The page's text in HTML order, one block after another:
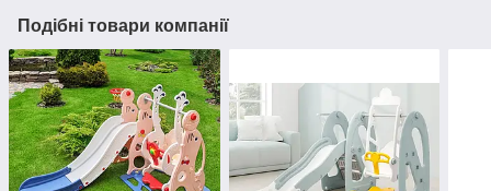
Подібні товари компанії